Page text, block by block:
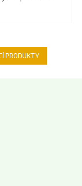
PRODUKTY